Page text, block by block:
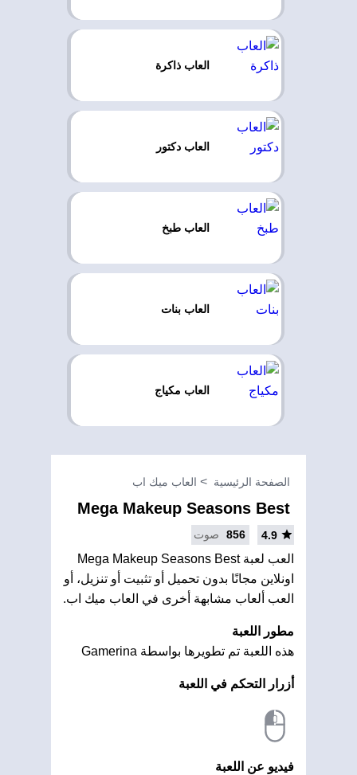
العاب ذاكرة
العاب دكتور
العاب طبخ
العاب بنات
العاب مكياج
الصفحة الرئيسية العاب ميك اب
Mega Makeup Seasons Best
4.9
856 صوت
العب لعبة Mega Makeup Seasons Best
اونلاين مجانًا بدون تحميل أو تثبيت أو تنزيل، أو
العب ألعاب مشابهة أخرى في العاب ميك اب.
مطور اللعبة
هذه اللعبة تم تطويرها بواسطة Gamerina
أزرار التحكم في اللعبة
فيديو عن اللعبة